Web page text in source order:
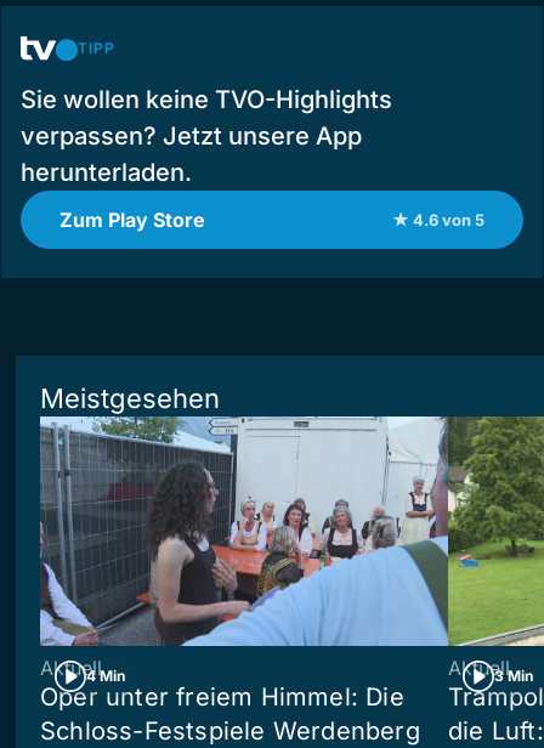
TIPP
Sie wollen keine TVO-Highlights
verpassen? Jetzt unsere App
herunterladen.
Zum Play Store ★ 4.6 von 5
Meistgesehen
4 Min
Aktuell
Oper unter freiem Himmel: Die
Schloss-Festspiele Werdenberg
3 Min
Aktuell
die